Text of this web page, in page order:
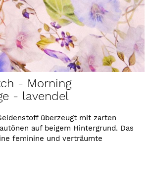
- Morning
- lavendel
überzeugt mit zarten
auf beigem Hintergrund. Das
feminine und verträumte